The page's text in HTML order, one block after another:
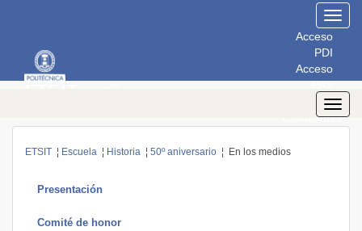
Acceso
PDI
Acceso
PAS
Acceso
Estudiantes
ETSIT ¦ Escuela ¦ Historia ¦ 50º aniversario ¦ En los medios
Presentación
Comité de honor